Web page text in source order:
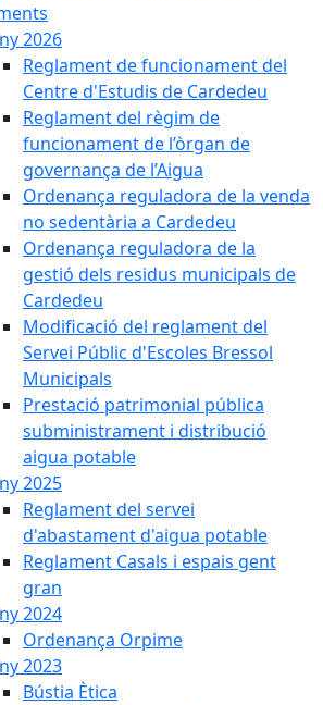
2026
Reglament de funcionament del
Centre d'Estudis de Cardedeu
Reglament del règim de
funcionament de l’òrgan de
governança de l’Aigua
Ordenança reguladora de la venda
no sedentària a Cardedeu
Ordenança reguladora de la
gestió dels residus municipals de
Cardedeu
Modificació del reglament del
Servei Públic d'Escoles Bressol
Municipals
Prestació patrimonial pública
subministrament i distribució
aigua potable
2025
Reglament del servei
d'abastament d'aigua potable
Reglament Casals i espais gent
gran
2024
Ordenança Orpime
2023
Bústia Ètica